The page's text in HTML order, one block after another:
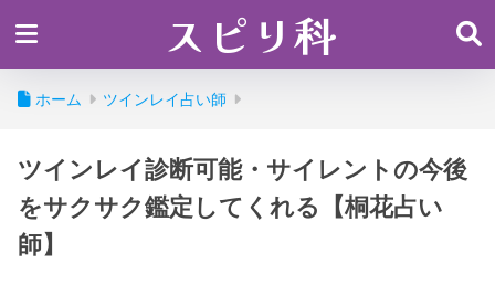
スピリ科
ホーム ツインレイ占い師
ツインレイ診断可能・サイレントの今後
をサクサク鑑定してくれる【桐花占い
師】